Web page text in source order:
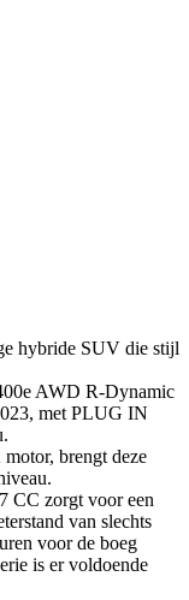
hybride SUV die stijl
AWD R-Dynamic
met PLUG IN
brengt deze
CC zorgt voor een
van slechts
voor de boeg
is er voldoende